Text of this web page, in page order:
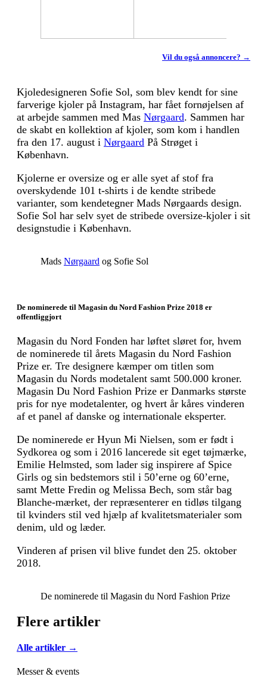
Vil du også annoncere? →
Kjoledesigneren Sofie Sol, som blev kendt for sine
farverige kjoler på Instagram, har fået fornøjelsen af
at arbejde sammen med Mas Nørgaard. Sammen har
de skabt en kollektion af kjoler, som kom i handlen
fra den 17. august i Nørgaard På Strøget i
København.
Kjolerne er oversize og er alle syet af stof fra
overskydende 101 t-shirts i de kendte stribede
varianter, som kendetegner Mads Nørgaards design.
Sofie Sol har selv syet de stribede oversize-kjoler i sit
designstudie i København.
Mads Nørgaard og Sofie Sol
De nominerede til Magasin du Nord Fashion Prize 2018 er
offentliggjort
Magasin du Nord Fonden har løftet sløret for, hvem
de nominerede til årets Magasin du Nord Fashion
Prize er. Tre designere kæmper om titlen som
Magasin du Nords modetalent samt 500.000 kroner.
Magasin Du Nord Fashion Prize er Danmarks største
pris for nye modetalenter, og hvert år kåres vinderen
af et panel af danske og internationale eksperter.
De nominerede er Hyun Mi Nielsen, som er født i
Sydkorea og som i 2016 lancerede sit eget tøjmærke,
Emilie Helmsted, som lader sig inspirere af Spice
Girls og sin bedstemors stil i 50’erne og 60’erne,
samt Mette Fredin og Melissa Bech, som står bag
Blanche-mærket, der repræsenterer en tidløs tilgang
til kvinders stil ved hjælp af kvalitetsmaterialer som
denim, uld og læder.
Vinderen af prisen vil blive fundet den 25. oktober
2018.
De nominerede til Magasin du Nord Fashion Prize
Flere artikler
Alle artikler →
Messer & events